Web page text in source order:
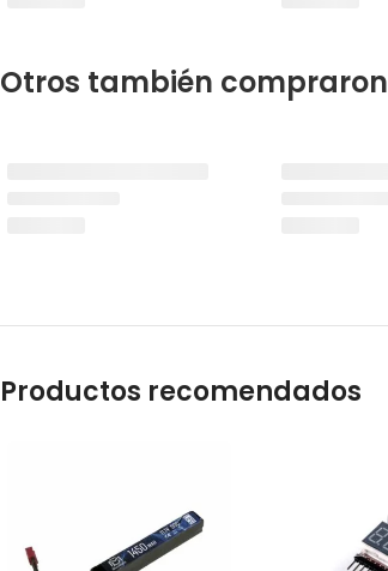
Otros también compraron
Productos recomendados